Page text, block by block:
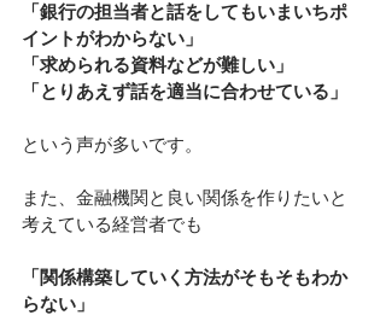
「銀行の担当者と話をしてもいまいちポ
イントがわからない」
「求められる資料などが難しい」
「とりあえず話を適当に合わせている」
という声が多いです。
また、金融機関と良い関係を作りたいと
考えている経営者でも
「関係構築していく方法がそもそもわか
らない」